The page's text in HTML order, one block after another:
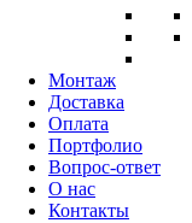
Монтаж
Доставка
Оплата
Портфолио
Вопрос-ответ
О нас
Контакты